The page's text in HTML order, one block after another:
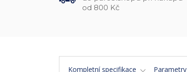
od 800 Kč
Kompletní specifikace Parametry